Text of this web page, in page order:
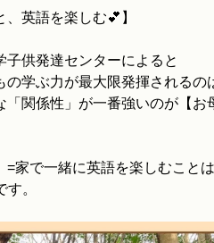
、英語を楽しむ💕】
子供発達センターによると
の学ぶ力が最大限発揮される
「関係性」が一番強いのが【お
=家で一緒に英語を楽しむこと
。